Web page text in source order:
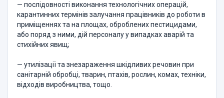
— послідовності виконання технологічних операцій,
карантинних термінів залучання працівників до роботи в
приміщеннях та на площах, оброблених пестицидами,
або поряд з ними, дій персоналу у випадках аварій та
стихійних явищ;
— утилізації та знезараження шкідливих речовин при
санітарній обробці, тварин, птахів, рослин, комах, техніки,
відходів виробництва, тощо.